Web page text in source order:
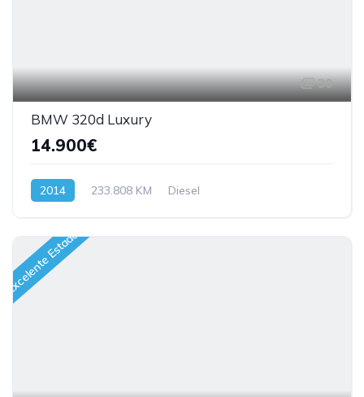
30
BMW 320d Luxury
14.900€
2014 233.808 KM Diesel
Excelente Estado